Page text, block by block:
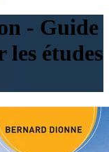
- Guide
études